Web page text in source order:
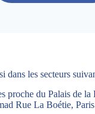
dans les secteurs
proche du Palais de
Rue La Boétie,